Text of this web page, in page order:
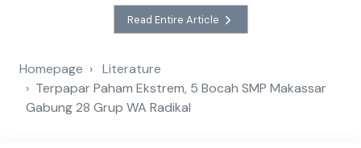
Read Entire Article
Homepage
Literature
Terpapar Paham Ekstrem, 5 Bocah SMP Makassar
Gabung 28 Grup WA Radikal